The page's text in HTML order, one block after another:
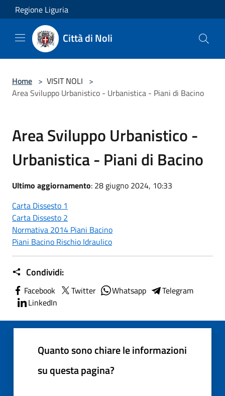
Salta al contenuto principale
Regione Liguria
Città di Noli
Home > VISIT NOLI >
Area Sviluppo Urbanistico - Urbanistica - Piani di Bacino
Area Sviluppo Urbanistico -
Urbanistica - Piani di Bacino
Ultimo aggiornamento: 28 giugno 2024, 10:33
Carta Dissesto 1
Carta Dissesto 2
Normativa 2014 Piani Bacino
Piani Bacino Rischio Idraulico
Condividi:
Facebook Twitter Whatsapp
Telegram
LinkedIn
Quanto sono chiare le informazioni
su questa pagina?